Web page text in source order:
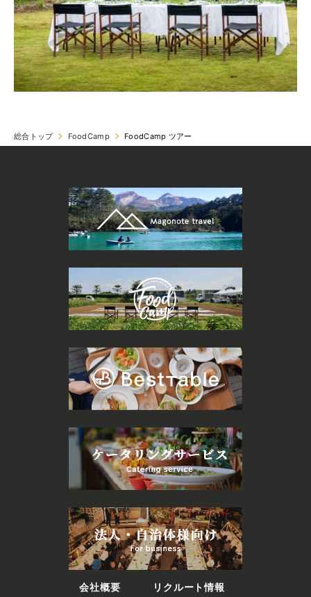
総合トップ FoodCamp FoodCamp ツアー
会社概要 リクルート情報